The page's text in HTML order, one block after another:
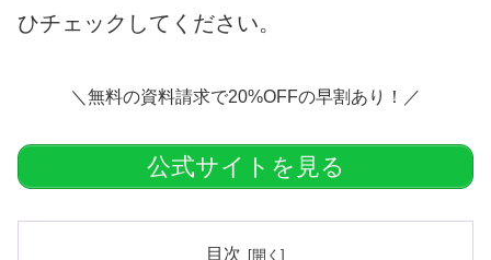
ひチェックしてください。
＼無料の資料請求で20%OFFの早割あり！／
公式サイトを見る
目次